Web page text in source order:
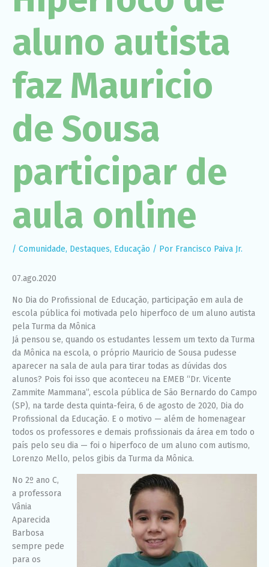
aluno autista
faz Mauricio
de Sousa
participar de
aula online
/ Comunidade, Destaques, Educação / Por Francisco Paiva Jr.
07.ago.2020
No Dia do Profissional de Educação, participação em aula de
escola pública foi motivada pelo hiperfoco de um aluno autista
pela Turma da Mônica
Já pensou se, quando os estudantes lessem um texto da Turma
da Mônica na escola, o próprio Mauricio de Sousa pudesse
aparecer na sala de aula para tirar todas as dúvidas dos
alunos? Pois foi isso que aconteceu na EMEB “Dr. Vicente
Zammite Mammana”, escola pública de São Bernardo do Campo
(SP), na tarde desta quinta-feira, 6 de agosto de 2020, Dia do
Profissional da Educação. E o motivo — além de homenagear
todos os professores e demais profissionais da área em todo o
país pelo seu dia — foi o hiperfoco de um aluno com autismo,
Lorenzo Mello, pelos gibis da Turma da Mônica.
No 2º ano C,
a professora
Vânia
Aparecida
Barbosa
sempre pede
para os
Necessário
Esses cookies
não são
opcionais. São
necessários
para o
do site.
Para que
possamos
funcionalidade
e a estrutura
do site, com
base em
usado.
Experiência
possível
durante a sua
visita. Se você
cookies,
algumas
funcionalidades
desaparecerão
do site.
Marketing
Ao compartilhar
seus interesses
e
comportamento
site, você
aumenta a
chance de ver
conteúdo e
ofertas
personalizadas.